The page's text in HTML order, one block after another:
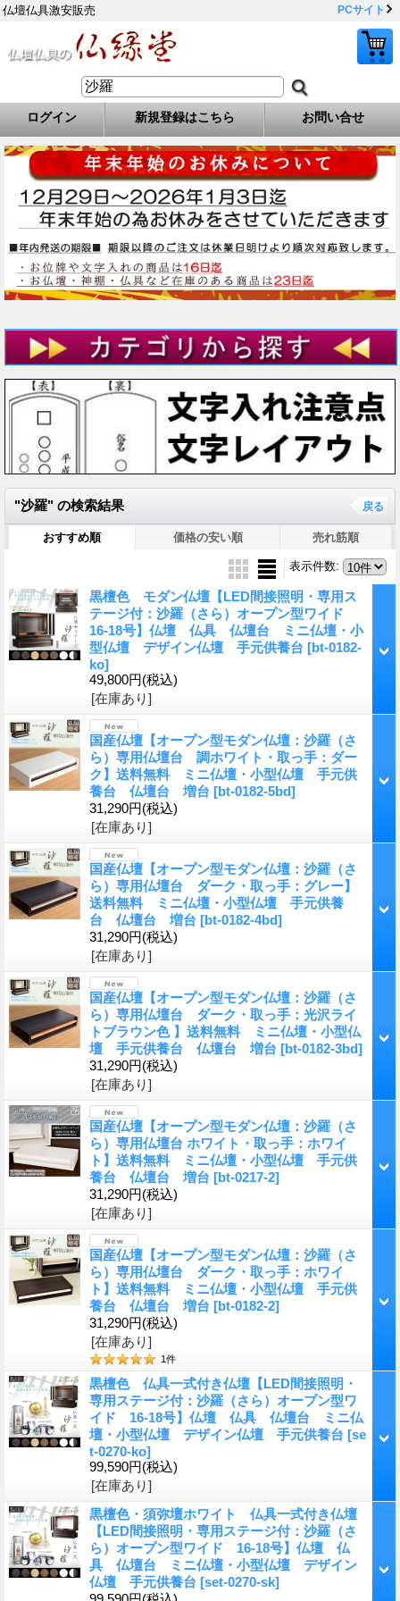
仏壇仏具激安販売 PCサイト
ログイン 新規登録はこちら お問い合せ
"沙羅" の検索結果 戻る
おすすめ順 価格の安い順 売れ筋順
表示件数:
黒檀色 モダン仏壇【LED間接照明・専用ス
テージ付：沙羅（さら）オープン型ワイド
16-18号】仏壇 仏具 仏壇台 ミニ仏壇・小
型仏壇 デザイン仏壇 手元供養台 [bt-0182-
ko]
49,800円(税込)
[在庫あり]
国産仏壇【オープン型モダン仏壇：沙羅（さ
ら）専用仏壇台 調ホワイト・取っ手：ダー
ク】送料無料 ミニ仏壇・小型仏壇 手元供
養台 仏壇台 増台 [bt-0182-5bd]
31,290円(税込)
[在庫あり]
国産仏壇【オープン型モダン仏壇：沙羅（さ
ら）専用仏壇台 ダーク・取っ手：グレー】
送料無料 ミニ仏壇・小型仏壇 手元供養
台 仏壇台 増台 [bt-0182-4bd]
31,290円(税込)
[在庫あり]
国産仏壇【オープン型モダン仏壇：沙羅（さ
ら）専用仏壇台 ダーク・取っ手：光沢ライ
トブラウン色 】送料無料 ミニ仏壇・小型仏
壇 手元供養台 仏壇台 増台 [bt-0182-3bd]
31,290円(税込)
[在庫あり]
国産仏壇【オープン型モダン仏壇：沙羅（さ
ら）専用仏壇台 ホワイト・取っ手：ホワイ
ト】送料無料 ミニ仏壇・小型仏壇 手元供
養台 仏壇台 増台 [bt-0217-2]
31,290円(税込)
[在庫あり]
国産仏壇【オープン型モダン仏壇：沙羅（さ
ら）専用仏壇台 ダーク・取っ手：ホワイ
ト】送料無料 ミニ仏壇・小型仏壇 手元供
養台 仏壇台 増台 [bt-0182-2]
31,290円(税込)
[在庫あり]
1件
黒檀色 仏具一式付き仏壇【LED間接照明・
専用ステージ付：沙羅（さら）オープン型ワ
イド 16-18号】仏壇 仏具 仏壇台 ミニ仏
壇・小型仏壇 デザイン仏壇 手元供養台 [se
t-0270-ko]
99,590円(税込)
[在庫あり]
黒檀色・須弥壇ホワイト 仏具一式付き仏壇
【LED間接照明・専用ステージ付：沙羅（さ
ら）オープン型ワイド 16-18号】仏壇 仏
具 仏壇台 ミニ仏壇・小型仏壇 デザイン
仏壇 手元供養台 [set-0270-sk]